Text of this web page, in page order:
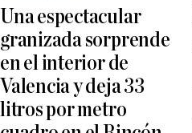
Una espectacular
granizada sorprende
en el interior de
Valencia y deja 33
litros por metro